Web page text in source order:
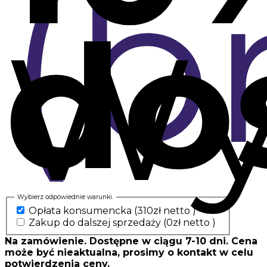
Wybierz odpowiednie warunki.
Opłata konsumencka (310zł netto )
Zakup do dalszej sprzedaży (0zł netto )
Na zamówienie. Dostępne w ciągu 7-10 dni. Cena
może być nieaktualna, prosimy o kontakt w celu
potwierdzenia ceny.